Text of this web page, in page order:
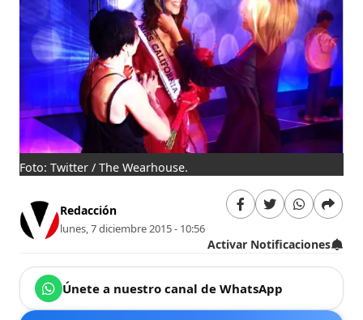
Foto: Twitter / The Wearhouse.
Redacción
lunes, 7 diciembre 2015 - 10:56
Activar Notificaciones
Únete a nuestro canal de WhatsApp